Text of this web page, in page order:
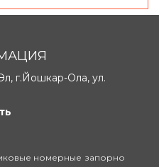
г.Йошкар-Ола, ул.
номерные запорно